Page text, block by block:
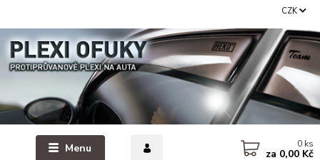
Menu
CZK
0 ks
za 0,00 Kč